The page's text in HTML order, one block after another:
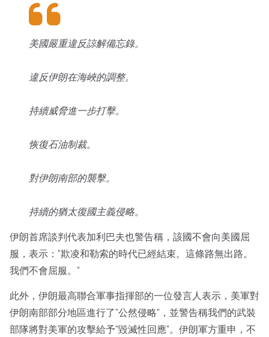
美國嚴重違反諒解備忘錄。
違反伊朗在海峽的調整。
持續威脅進一步打擊。
恢復石油制裁。
對伊朗南部的襲擊。
持續的猶太復國主義侵略。
伊朗首席談判代表加利巴夫也警告稱，該國不會向美國屈
服，表示："欺凌和勒索的時代已經結束。這條路無出路。
我們不會屈服。"
此外，伊朗最高聯合軍事指揮部的一位發言人表示，美軍對
伊朗南部部分地區進行了"公然侵略"，並警告稱我們的武裝
部隊將對美軍的攻擊給予"毀滅性回應"。伊朗軍方重申，不